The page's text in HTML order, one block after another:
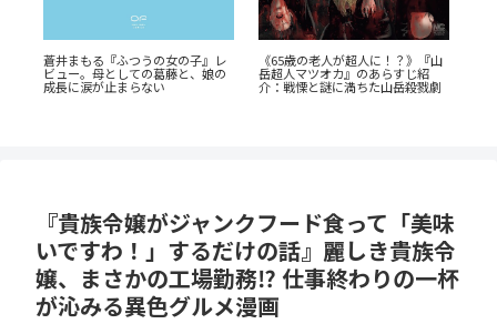
公私で変わる凄まじいギャップ
『志乃と恋』のあらすじ徹底紹
介！甘くて尊い百合の世界へ
『たろうのまにまに』徹底紹介！
クズなヒモ男に沼る人続出の理由
と「まにまに」の意味とは？
『貴族令嬢がジャンクフード食って「美味
いですわ！」するだけの話』麗しき貴族令
嬢、まさかの工場勤務⁉ 仕事終わりの一杯
が沁みる異色グルメ漫画